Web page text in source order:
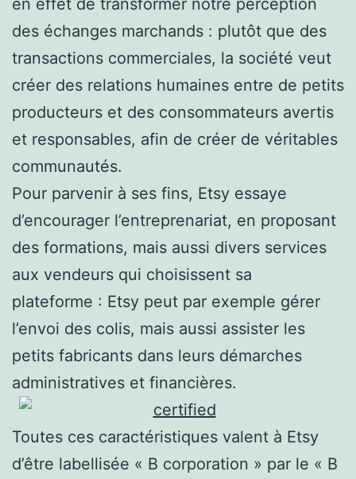
des échanges marchands : plutôt que des
transactions commerciales, la société veut
créer des relations humaines entre de petits
producteurs et des consommateurs avertis
et responsables, afin de créer de véritables
communautés.
Pour parvenir à ses fins, Etsy essaye
d’encourager l’entreprenariat, en proposant
des formations, mais aussi divers services
aux vendeurs qui choisissent sa
plateforme : Etsy peut par exemple gérer
l’envoi des colis, mais aussi assister les
petits fabricants dans leurs démarches
administratives et financières.
Toutes ces caractéristiques valent à Etsy
d’être labellisée « B corporation » par le « B